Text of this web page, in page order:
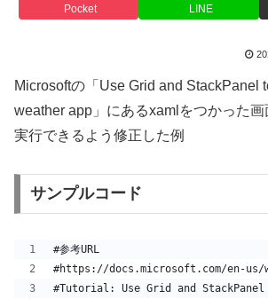
Pocket LINE
Microsoftの「Use Grid and StackPanel
weather app」にあるxamlをつかった
実行できるよう修正した例
サンプルコード
#参考URL
#https://docs.microsoft.com/en-
#Tutorial: Use Grid and